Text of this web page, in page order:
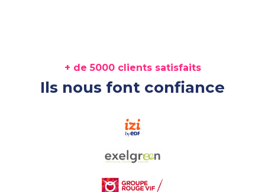
+ de 5000 clients satisfaits
Ils nous font confiance